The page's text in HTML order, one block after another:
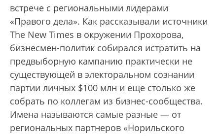
встрече с региональными лидерами
«Правого дела». Как рассказывали источники
The New Times в окружении Прохорова,
бизнесмен-политик собирался истратить на
предвыборную кампанию практически не
существующей в электоральном сознании
партии личных $100 млн и еще столько же
собрать по коллегам из бизнес-сообщества.
Имена называются самые разные — от
региональных партнеров «Норильского